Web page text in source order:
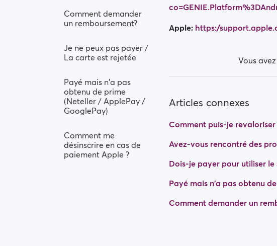
Comment demander
un remboursement?
Je ne peux pas payer /
La carte est rejetée
Payé mais n'a pas
obtenu de prime
(Neteller / ApplePay /
GooglePay)
Comment me
désinscrire en cas de
paiement Apple ?
Apple: https://
Vous
Articles connexes
Comment puis-je
Avez-vous rencontré des
Dois-je payer pour utiliser le
Payé mais n'a pas obtenu
Comment demander un